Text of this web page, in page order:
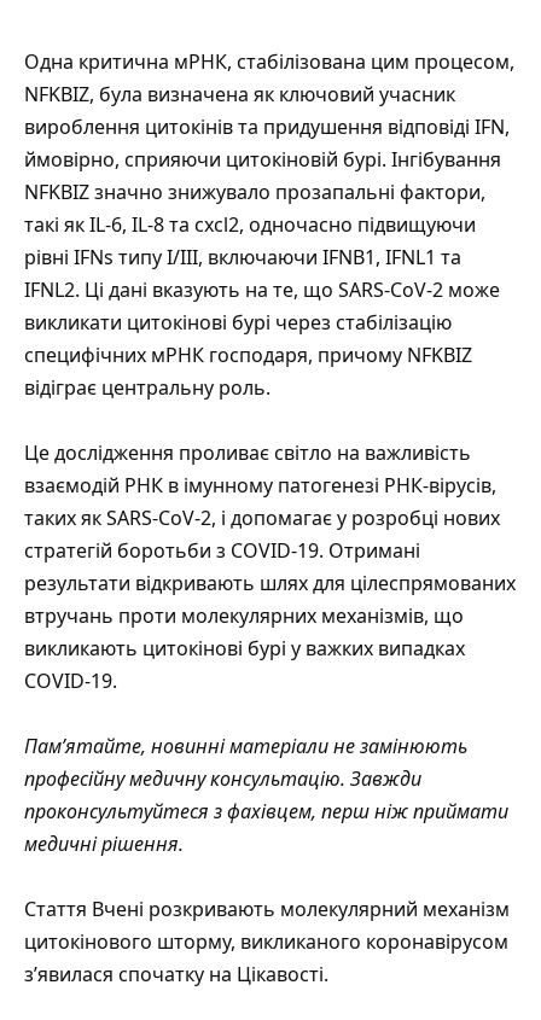
Одна критична мРНК, стабілізована цим процесом,
NFKBIZ, була визначена як ключовий учасник
вироблення цитокінів та придушення відповіді IFN,
ймовірно, сприяючи цитокіновій бурі. Інгібування
NFKBIZ значно знижувало прозапальні фактори,
такі як IL-6, IL-8 та cxcl2, одночасно підвищуючи
рівні IFNs типу I/III, включаючи IFNB1, IFNL1 та
IFNL2. Ці дані вказують на те, що SARS-CoV-2 може
викликати цитокінові бурі через стабілізацію
специфічних мРНК господаря, причому NFKBIZ
відіграє центральну роль.
Це дослідження проливає світло на важливість
взаємодій РНК в імунному патогенезі РНК-вірусів,
таких як SARS-CoV-2, і допомагає у розробці нових
стратегій боротьби з COVID-19. Отримані
результати відкривають шлях для цілеспрямованих
втручань проти молекулярних механізмів, що
викликають цитокінові бурі у важких випадках
COVID-19.
Пам’ятайте, новинні матеріали не замінюють
професійну медичну консультацію. Завжди
проконсультуйтеся з фахівцем, перш ніж приймати
медичні рішення.
Стаття Вчені розкривають молекулярний механізм
цитокінового шторму, викликаного коронавірусом
з’явилася спочатку на Цікавості.